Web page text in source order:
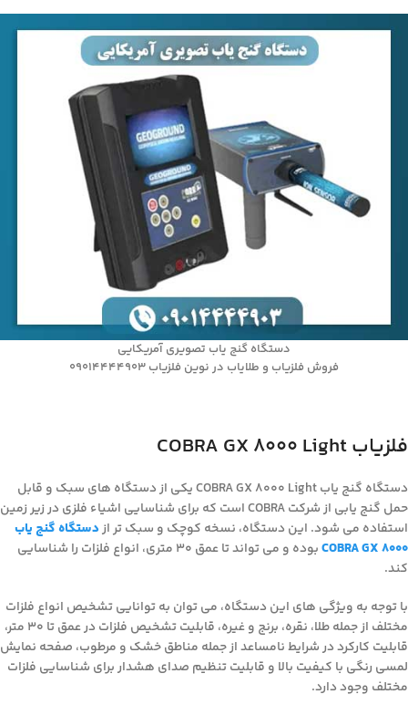
دستگاه گنج یاب تصویری آمریکایی
فروش فلزیاب و طلایاب در نوین فلزیاب 09014444903
فلزیاب COBRA GX 8000 Light
دستگاه گنج یاب COBRA GX 8000 Light یکی از دستگاه های سبک و قابل
حمل گنج یابی از شرکت COBRA است که برای شناسایی اشیاء فلزی در زیر زمین
استفاده می شود. این دستگاه، نسخه کوچک و سبک تر ازدستگاه گنج یاب
COBRA GX 8000
بوده و می تواند تا عمق ۳۰ متری، انواع فلزات را شناسایی
کند.
با توجه به ویژگی های این دستگاه، می توان به توانایی تشخیص انواع فلزات
مختلف از جمله طلا، نقره، برنج و غیره، قابلیت تشخیص فلزات در عمق تا 30 متر،
قابلیت کارکرد در شرایط نامساعد از جمله مناطق خشک و مرطوب، صفحه نمایش
لمسی رنگی با کیفیت بالا و قابلیت تنظیم صدای هشدار برای شناسایی فلزات
مختلف وجود دارد.